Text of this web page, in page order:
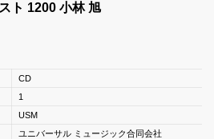
ト 1200 小林 旭
CD
1
USM
ユニバーサル ミュージック合同会社